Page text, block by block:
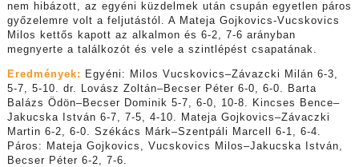
nem hibázott, az egyéni küzdelmek után csupán egyetlen páros
győzelemre volt a feljutástól. A Mateja Gojkovics-Vucskovics
Milos kettős kapott az alkalmon és 6-2, 7-6 arányban
megnyerte a találkozót és vele a szintlépést csapatának.
Eredmények:
Egyéni: Milos Vucskovics–Závazcki Milán 6-3,
5-7, 5-10. dr. Lovász Zoltán–Becser Péter 6-0, 6-0. Barta
Balázs Ödön–Becser Dominik 5-7, 6-0, 10-8. Kincses Bence–
Jakucska István 6-7, 7-5, 4-10. Mateja Gojkovics–Závaczki
Martin 6-2, 6-0. Székács Márk–Szentpáli Marcell 6-1, 6-4.
Páros: Mateja Gojkovics, Vucskovics Milos–Jakucska István,
Becser Péter 6-2, 7-6.